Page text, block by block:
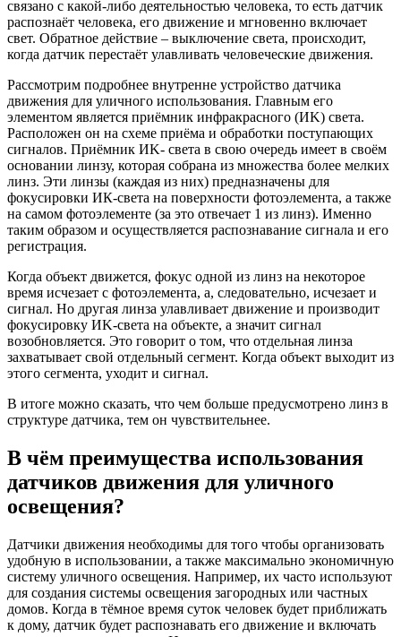
связано с какой-либо деятельностью человека, то есть датчик
распознаёт человека, его движение и мгновенно включает
свет. Обратное действие – выключение света, происходит,
когда датчик перестаёт улавливать человеческие движения.
Рассмотрим подробнее внутренне устройство датчика
движения для уличного использования. Главным его
элементом является приёмник инфракрасного (ИK) света.
Расположен он на схеме приёма и обработки поступающих
сигналов. Приёмник ИK- света в свою очередь имеет в своём
основании линзу, которая собрана из множества более мелких
линз. Эти линзы (каждая из них) предназначены для
фокусировки ИК-света на поверхности фотоэлемента, а также
на самом фотоэлементе (за это отвечает 1 из линз). Именно
таким образом и осуществляется распознавание сигнала и его
регистрация.
Когда объект движется, фокус одной из линз на некоторое
время исчезает с фотоэлемента, а, следовательно, исчезает и
сигнал. Но другая линза улавливает движение и производит
фокусировку ИK-света на объекте, а значит сигнал
возобновляется. Это говорит о том, что отдельная линза
захватывает свой отдельный сегмент. Когда объект выходит из
этого сегмента, уходит и сигнал.
В итоге можно сказать, что чем больше предусмотрено линз в
структуре датчика, тем он чувствительнее.
В чём преимущества использования
датчиков движения для уличного
освещения?
Датчики движения необходимы для того чтобы организовать
удобную в использовании, а также максимально экономичную
систему уличного освещения. Например, их часто используют
для создания системы освещения загородных или частных
домов. Когда в тёмное время суток человек будет приближать
к дому, датчик будет распознавать его движение и включать